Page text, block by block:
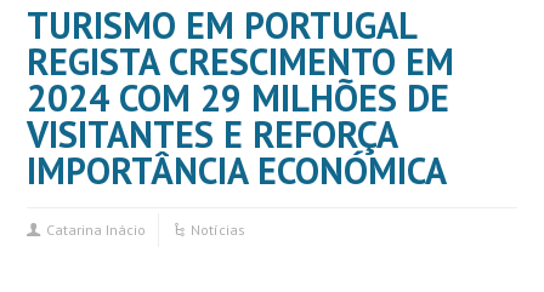
TURISMO EM PORTUGAL
REGISTA CRESCIMENTO EM
2024 COM 29 MILHÕES DE
VISITANTES E REFORÇA
IMPORTÂNCIA ECONÓMICA
Catarina Inácio Notícias